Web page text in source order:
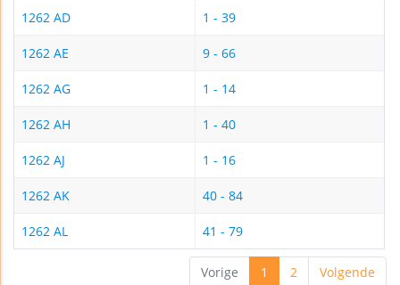
1262 AD 1 - 39
1262 AE 9 - 66
1262 AG 1 - 14
1262 AH 1 - 40
1262 AJ 1 - 16
1262 AK 40 - 84
1262 AL 41 - 79
Vorige 1 2 Volgende